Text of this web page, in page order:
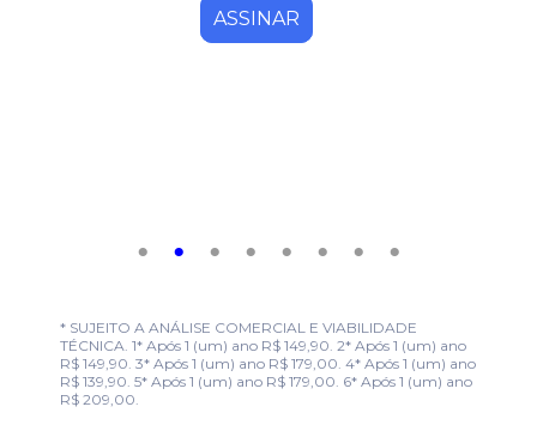
ASSINAR
* SUJEITO A ANÁLISE COMERCIAL E VIABILIDADE
TÉCNICA. 1* Após 1 (um) ano R$ 149,90. 2* Após 1 (um) ano
R$ 149,90. 3* Após 1 (um) ano R$ 179,00. 4* Após 1 (um) ano
R$ 139,90. 5* Após 1 (um) ano R$ 179,00. 6* Após 1 (um) ano
R$ 209,00.